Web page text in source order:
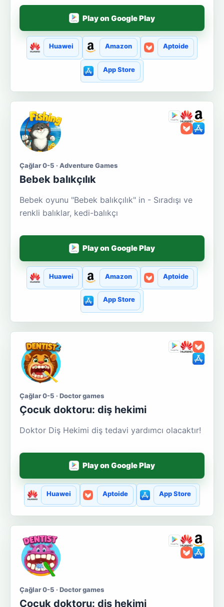
Play on Google Play
Huawei Amazon Aptoide
App Store
Çağlar 0-5 · Adventure Games
Bebek balıkçılık
Bebek oyunu "Bebek balıkçılık" in - Sıradışı ve
renkli balıklar, kedi-balıkçı
Play on Google Play
Huawei Amazon Aptoide
App Store
Çağlar 0-5 · Doctor games
Çocuk doktoru: diş hekimi
Doktor Diş Hekimi diş tedavi yardımcı olacaktır!
Play on Google Play
Huawei Aptoide App Store
Çağlar 0-5 · Doctor games
Çocuk doktoru: diş hekimi